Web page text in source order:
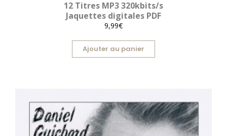
12 Titres MP3 320kbits/s
Jaquettes digitales PDF
9,99€
Ajouter au panier